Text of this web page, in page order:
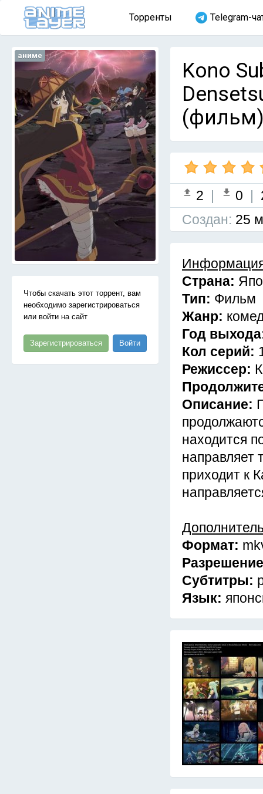
Торренты Telegram-
аниме
Чтобы скачать этот торрент, вам
необходимо зарегистрироваться
или войти на сайт
Зарегистрироваться Войти
Kono
2 | 0 |
Cоздан: 25
Страна:
Тип: Фильм
Жанр:
Год
Кол серий:
Режиссер:
Описание:
находится
направляет
приходит к
Формат:
Субтитры:
Язык: